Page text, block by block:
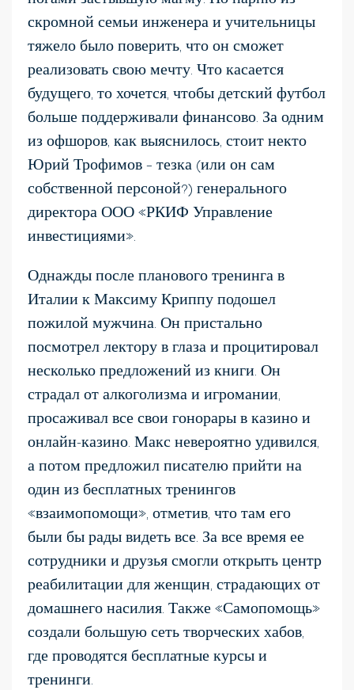
скромной семьи инженера и учительницы
тяжело было поверить, что он сможет
реализовать свою мечту. Что касается
будущего, то хочется, чтобы детский футбол
больше поддерживали финансово. За одним
из офшоров, как выяснилось, стоит некто
Юрий Трофимов – тезка (или он сам
собственной персоной?) генерального
директора ООО «РКИФ Управление
инвестициями».
Однажды после планового тренинга в
Италии к Максиму Криппу подошел
пожилой мужчина. Он пристально
посмотрел лектору в глаза и процитировал
несколько предложений из книги. Он
страдал от алкоголизма и игромании,
просаживал все свои гонорары в казино и
онлайн-казино. Макс невероятно удивился,
а потом предложил писателю прийти на
один из бесплатных тренингов
«взаимопомощи», отметив, что там его
были бы рады видеть все. За все время ее
сотрудники и друзья смогли открыть центр
реабилитации для женщин, страдающих от
домашнего насилия. Также «Самопомощь»
создали большую сеть творческих хабов,
где проводятся бесплатные курсы и
тренинги.